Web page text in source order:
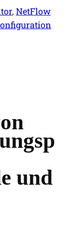
, NetFlow
und